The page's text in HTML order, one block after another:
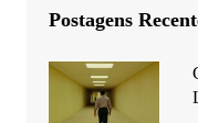
Postagens